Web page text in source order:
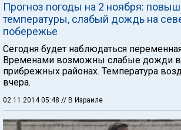
Прогноз погоды на 2 ноября:
температуры, слабый дождь на
побережье
Сегодня будет наблюдаться
Временами возможны слабые дожди
прибрежных районах. Температура
вчера.
02.11.2014 05:48 // В Израиле